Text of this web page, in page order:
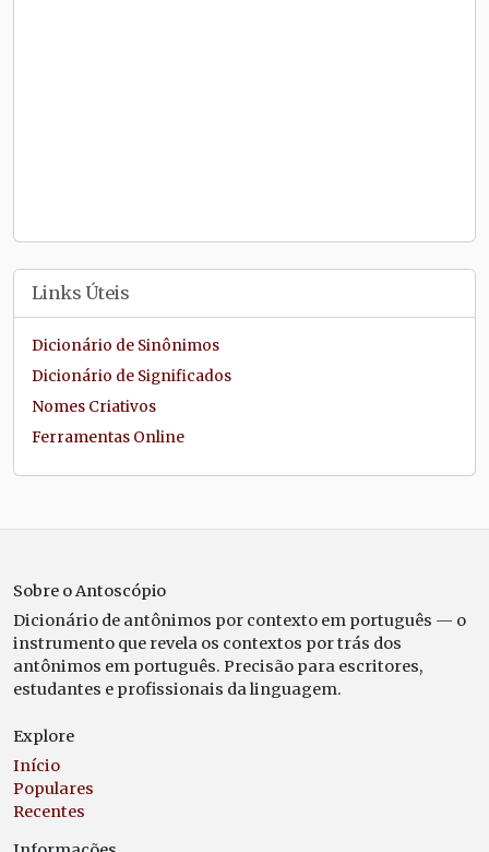
Links Úteis
Dicionário de Sinônimos
Dicionário de Significados
Nomes Criativos
Ferramentas Online
Sobre o Antoscópio
Dicionário de antônimos por contexto em português — o
instrumento que revela os contextos por trás dos
antônimos em português. Precisão para escritores,
estudantes e profissionais da linguagem.
Explore
Início
Populares
Recentes